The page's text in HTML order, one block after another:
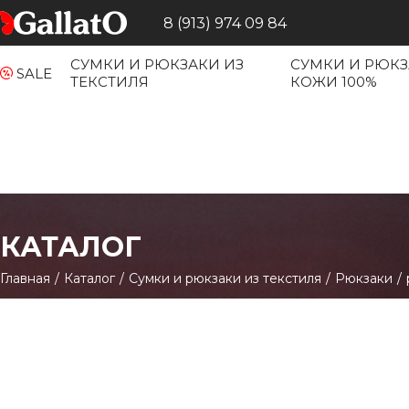
8 (913) 974 09 84
SALE
СУМКИ И РЮКЗАКИ ИЗ
ТЕКСТИЛЯ
СУМКИ И
КОЖИ 100%
КАТАЛОГ
Главная / Каталог / Сумки и рюкзаки из текстиля / Рюкзаки /